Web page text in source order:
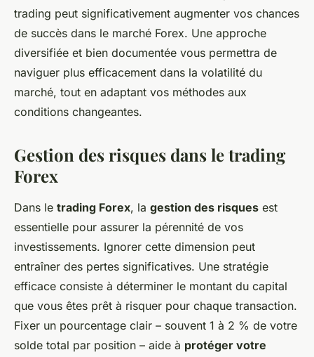
trading peut significativement augmenter vos chances
de succès dans le marché Forex. Une approche
diversifiée et bien documentée vous permettra de
naviguer plus efficacement dans la volatilité du
marché, tout en adaptant vos méthodes aux
conditions changeantes.
Gestion des risques dans le trading
Forex
Dans le trading Forex, la gestion des risques est
essentielle pour assurer la pérennité de vos
investissements. Ignorer cette dimension peut
entraîner des pertes significatives. Une stratégie
efficace consiste à déterminer le montant du capital
que vous êtes prêt à risquer pour chaque transaction.
Fixer un pourcentage clair – souvent 1 à 2 % de votre
solde total par position – aide à protéger votre